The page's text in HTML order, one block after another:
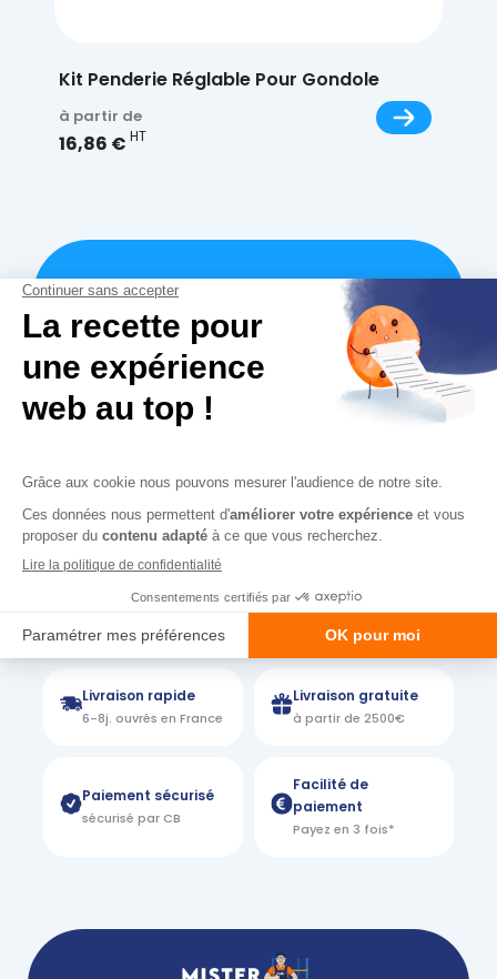
Kit Penderie Réglable Pour Gondole
à partir de
16,86 € HT
Personnalisez
votre kit
penderie
Livraison rapide
6-8j. ouvrés en France
Livraison gratuite
à partir de 2500€
Paiement sécurisé
sécurisé par CB
Facilité de
paiement
Payez en 3 fois*